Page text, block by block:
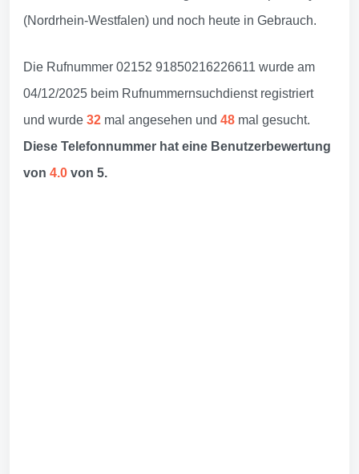
(Nordrhein-Westfalen) und noch heute in Gebrauch.
Die Rufnummer 02152 91850216226611 wurde am
04/12/2025 beim Rufnummernsuchdienst registriert
und wurde 32 mal angesehen und 48 mal gesucht.
Diese Telefonnummer hat eine Benutzerbewertung
von 4.0 von 5.